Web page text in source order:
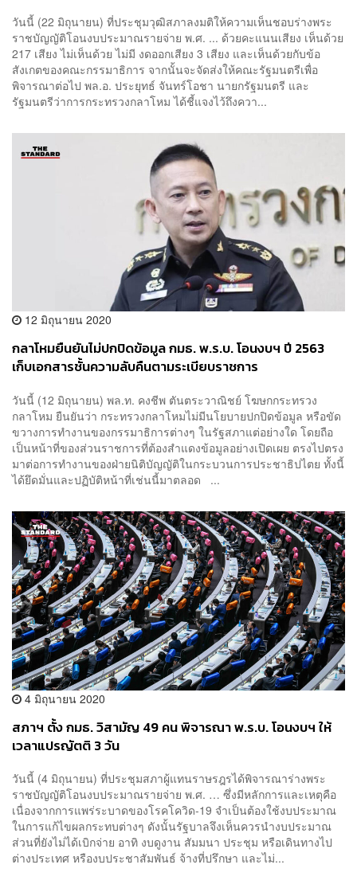
วันนี้ (22 มิถุนายน) ที่ประชุมวุฒิสภาลงมติให้ความเห็นชอบร่างพระ
ราชบัญญัติโอนงบประมาณรายจ่าย พ.ศ. ... ด้วยคะแนนเสียง เห็นด้วย
217 เสียง ไม่เห็นด้วย ไม่มี งดออกเสียง 3 เสียง และเห็นด้วยกับข้อ
สังเกตของคณะกรรมาธิการ จากนั้นจะจัดส่งให้คณะรัฐมนตรีเพื่อ
พิจารณาต่อไป พล.อ. ประยุทธ์ จันทร์โอชา นายกรัฐมนตรี และ
รัฐมนตรีว่าการกระทรวงกลาโหม ได้ชี้แจงไว้ถึงควา...
12 มิถุนายน 2020
กลาโหมยืนยันไม่ปกปิดข้อมูล กมธ. พ.ร.บ. โอนงบฯ ปี 2563
เก็บเอกสารชั้นความลับคืนตามระเบียบราชการ
วันนี้ (12 มิถุนายน) พล.ท. คงชีพ ตันตระวาณิชย์ โฆษกกระทรวง
กลาโหม ยืนยันว่า กระทรวงกลาโหมไม่มีนโยบายปกปิดข้อมูล หรือขัด
ขวางการทำงานของกรรมาธิการต่างๆ ในรัฐสภาแต่อย่างใด โดยถือ
เป็นหน้าที่ของส่วนราชการที่ต้องสำแดงข้อมูลอย่างเปิดเผย ตรงไปตรง
มาต่อการทำงานของฝ่ายนิติบัญญัติในกระบวนการประชาธิปไตย ทั้งนี้
ได้ยึดมั่นและปฏิบัติหน้าที่เช่นนี้มาตลอด ...
4 มิถุนายน 2020
สภาฯ ตั้ง กมธ. วิสามัญ 49 คน พิจารณา พ.ร.บ. โอนงบฯ ให้
เวลาแปรญัตติ 3 วัน
วันนี้ (4 มิถุนายน) ที่ประชุมสภาผู้แทนราษรฎรได้พิจารณาร่างพระ
ราชบัญญัติโอนงบประมาณรายจ่าย พ.ศ. … ซึ่งมีหลักการและเหตุคือ
เนื่องจากการแพร่ระบาดของโรคโควิด-19 จำเป็นต้องใช้งบประมาณ
ในการแก้ไขผลกระทบต่างๆ ดังนั้นรัฐบาลจึงเห็นควรนำงบประมาณ
ส่วนที่ยังไม่ได้เบิกจ่าย อาทิ งบดูงาน สัมมนา ประชุม หรือเดินทางไป
ต่างประเทศ หรืองบประชาสัมพันธ์ จ้างที่ปรึกษา และไม่...